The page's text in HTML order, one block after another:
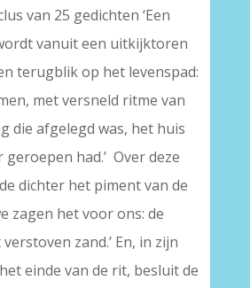
van 25 gedichten ‘Een
vanuit een uitkijktoren
terugblik op het levenspad:
met versneld ritme van
die afgelegd was, het huis
had.’ Over deze
dichter het piment van de
zagen het voor ons: de
zand.’ En, in zijn
einde van de rit, besluit de